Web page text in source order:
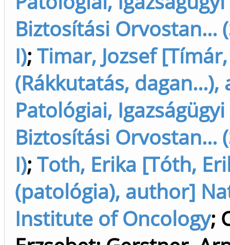
Biztosítási Orvostan...
I); Timar, Jozsef
(Rákkutatás,
Patológiai, Igazságügyi
Biztosítási Orvostan...
I); Toth, Erika [Tóth,
(patológia), author]
Institute of Oncology;